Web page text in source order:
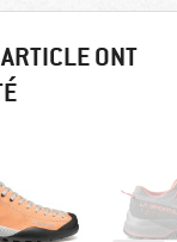
ONT